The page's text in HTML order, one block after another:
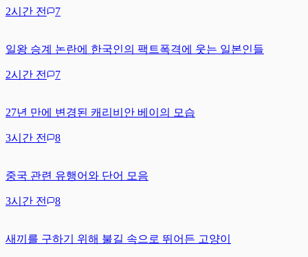
2시간 전 7
일왕 승계 논란에 한국인의 팩트폭격에 웃는 일본인들
2시간 전 7
27년 만에 변경된 캐리비안 베이의 모습
3시간 전 8
중국 관련 유행어와 단어 모음
3시간 전 8
새끼를 구하기 위해 불길 속으로 뛰어든 고양이